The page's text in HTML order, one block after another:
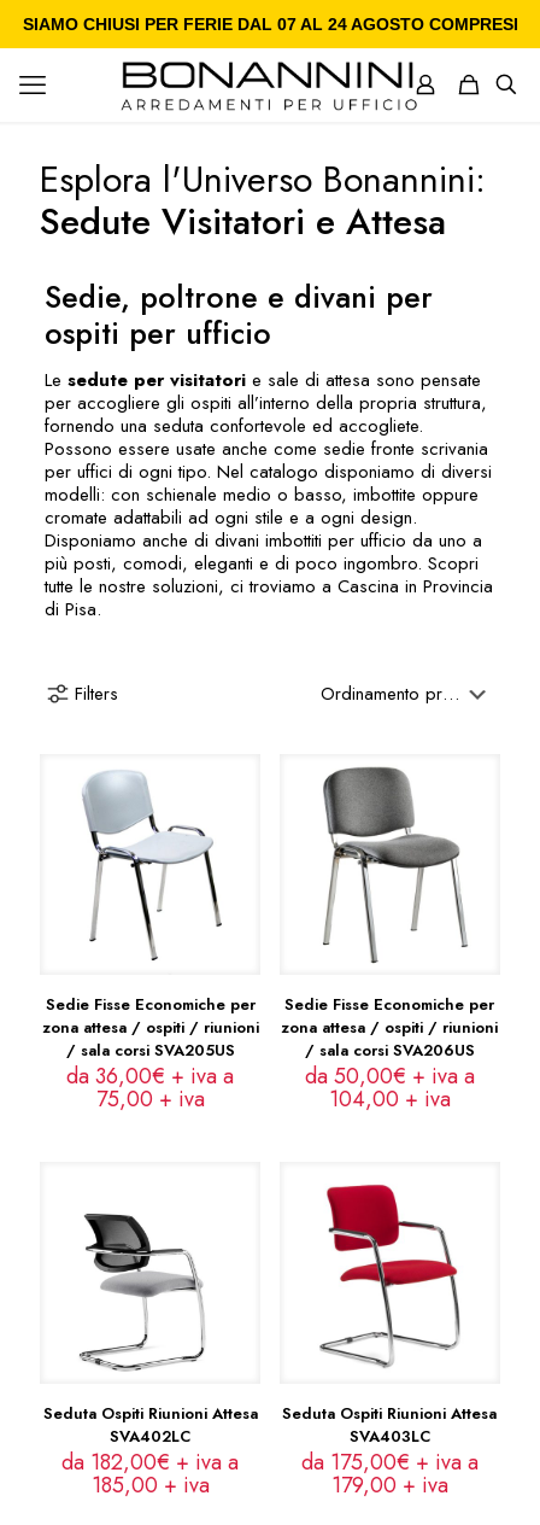
SIAMO CHIUSI PER FERIE DAL 07 AL 24 AGOSTO COMPRESI
Esplora l'Universo Bonannini:
Sedute Visitatori e Attesa
Sedie, poltrone e divani per
ospiti per ufficio
Le sedute per visitatorie sale di attesa sono pensate
per accogliere gli ospiti all’interno della propria struttura,
fornendo una seduta confortevole ed accogliete.
Possono essere usate anche come sedie fronte scrivania
per uffici di ogni tipo. Nel catalogo disponiamo di diversi
modelli: con schienale medio o basso, imbottite oppure
cromate adattabili ad ogni stile e a ogni design.
Disponiamo anche di divani imbottiti per ufficio da uno a
più posti, comodi, eleganti e di poco ingombro. Scopri
tutte le nostre soluzioni, ci troviamo a Cascina in Provincia
di Pisa.
Filters
Sedie Fisse Economiche per
zona attesa / ospiti / riunioni
/ sala corsi SVA205US
da 36,00€ + iva a
75,00 + iva
Sedie Fisse Economiche per
zona attesa / ospiti / riunioni
/ sala corsi SVA206US
da 50,00€ + iva a
104,00 + iva
Seduta Ospiti Riunioni Attesa
SVA402LC
da 182,00€ + iva a
185,00 + iva
Seduta Ospiti Riunioni Attesa
SVA403LC
da 175,00€ + iva a
179,00 + iva